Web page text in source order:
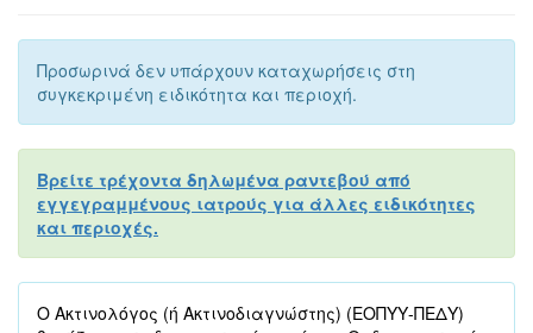
Προσωρινά δεν υπάρχουν καταχωρήσεις στη
συγκεκριμένη ειδικότητα και περιοχή.
Βρείτε τρέχοντα δηλωμένα ραντεβού από
εγγεγραμμένους ιατρούς για άλλες ειδικότητες
και περιοχές.
Ο Ακτινολόγος (ή Ακτινοδιαγνώστης) (ΕΟΠΥΥ-ΠΕΔΥ)